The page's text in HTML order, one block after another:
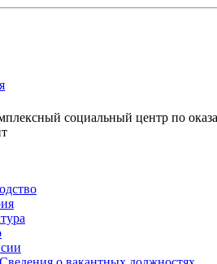
социальный центр по